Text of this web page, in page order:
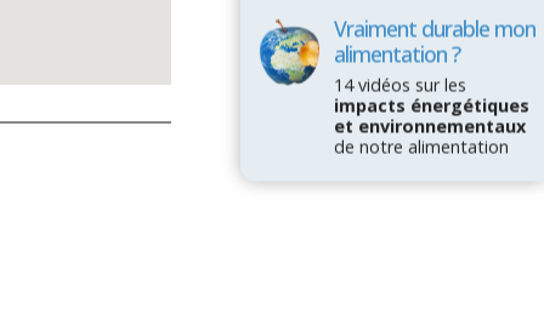
Vraiment durable mon
alimentation ?
14 vidéos sur les
impacts énergétiques
et environnementaux
de notre alimentation